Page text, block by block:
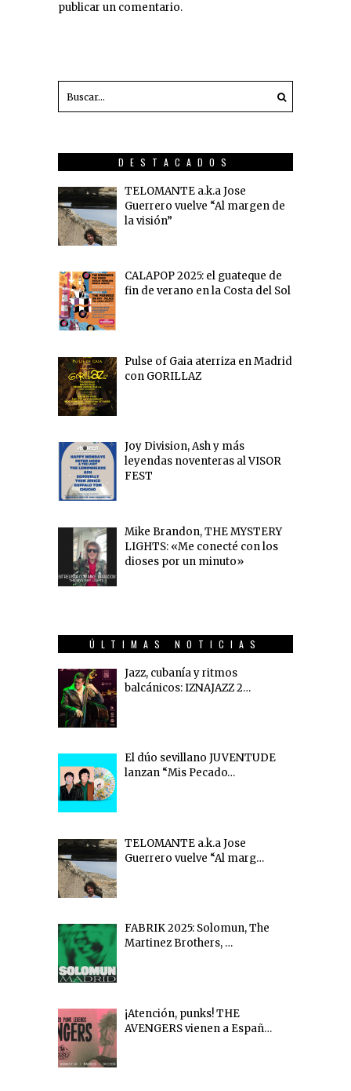
publicar un comentario.
DESTACADOS
TELOMANTE a.k.a Jose
Guerrero vuelve “Al margen de
la visión”
CALAPOP 2025: el guateque de
fin de verano en la Costa del Sol
Pulse of Gaia aterriza en Madrid
con GORILLAZ
Joy Division, Ash y más
leyendas noventeras al VISOR
FEST
Mike Brandon, THE MYSTERY
LIGHTS: «Me conecté con los
dioses por un minuto»
ÚLTIMAS NOTICIAS
Jazz, cubanía y ritmos
balcánicos: IZNAJAZZ 2…
El dúo sevillano JUVENTUDE
lanzan “Mis Pecado…
TELOMANTE a.k.a Jose
Guerrero vuelve “Al marg…
FABRIK 2025: Solomun, The
Martinez Brothers, …
¡Atención, punks! THE
AVENGERS vienen a Españ…